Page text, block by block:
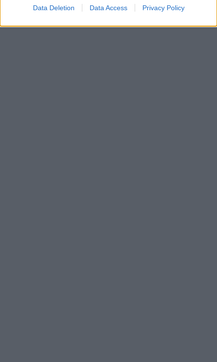
Data Deletion Data Access Privacy Policy